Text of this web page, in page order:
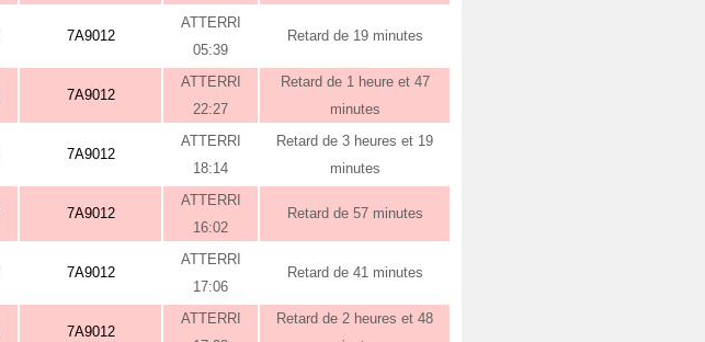
7A9012
ATTERRI
05:39
Retard de 19 minutes
7A9012
ATTERRI
22:27
Retard de 1 heure et 47
minutes
7A9012
ATTERRI
18:14
Retard de 3 heures et 19
minutes
7A9012
ATTERRI
16:02
Retard de 57 minutes
7A9012
ATTERRI
17:06
Retard de 41 minutes
7A9012
ATTERRI
Retard de 2 heures et 48